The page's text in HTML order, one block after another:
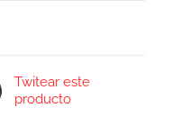
Twitear este
producto